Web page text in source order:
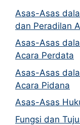
Asas-Asas
dan Peradilan
Asas-Asas
Acara Perdata
Asas-Asas
Acara Pidana
Asas-Asas
Fungsi dan